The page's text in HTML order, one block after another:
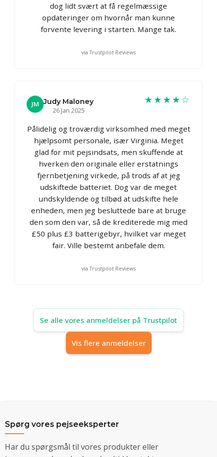
dog lidt svært at få regelmæssige
opdateringer om hvornår man kunne
forvente levering i starten. Mange tak.
via Trustpilot Reviews
JM Judy Maloney
26 Jan 2025
★★★★☆
Pålidelig og troværdig virksomhed med meget
hjælpsomt personale, især Virginia. Meget
glad for mit pejsindsats, men skuffende at
hverken den originale eller erstatnings
fjernbetjening virkede, på trods af at jeg
udskiftede batteriet. Dog var de meget
undskyldende og tilbød at udskifte hele
enheden, men jeg besluttede bare at bruge
den som den var, så de krediterede mig med
£50 plus £3 batterigebyr, hvilket var meget
fair. Ville bestemt anbefale dem.
via Trustpilot Reviews
Se alle vores anmeldelser på Trustpilot
Vis flere anmeldelser
Spørg vores pejseeksperter
Har du spørgsmål til vores produkter eller